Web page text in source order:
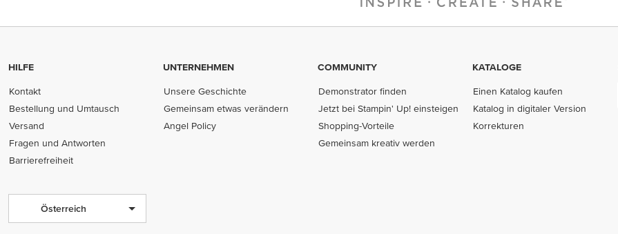
HILFE
Kontakt
Bestellung und Umtausch
Versand
Fragen und Antworten
Barrierefreiheit
UNTERNEHMEN
Unsere Geschichte
Gemeinsam etwas verändern
Angel Policy
COMMUNITY
Demonstrator finden
Jetzt bei Stampin' Up! einsteigen
Shopping-Vorteile
Gemeinsam kreativ werden
KATALOGE
Einen Katalog kaufen
Katalog in digitaler Version
Korrekturen
Österreich